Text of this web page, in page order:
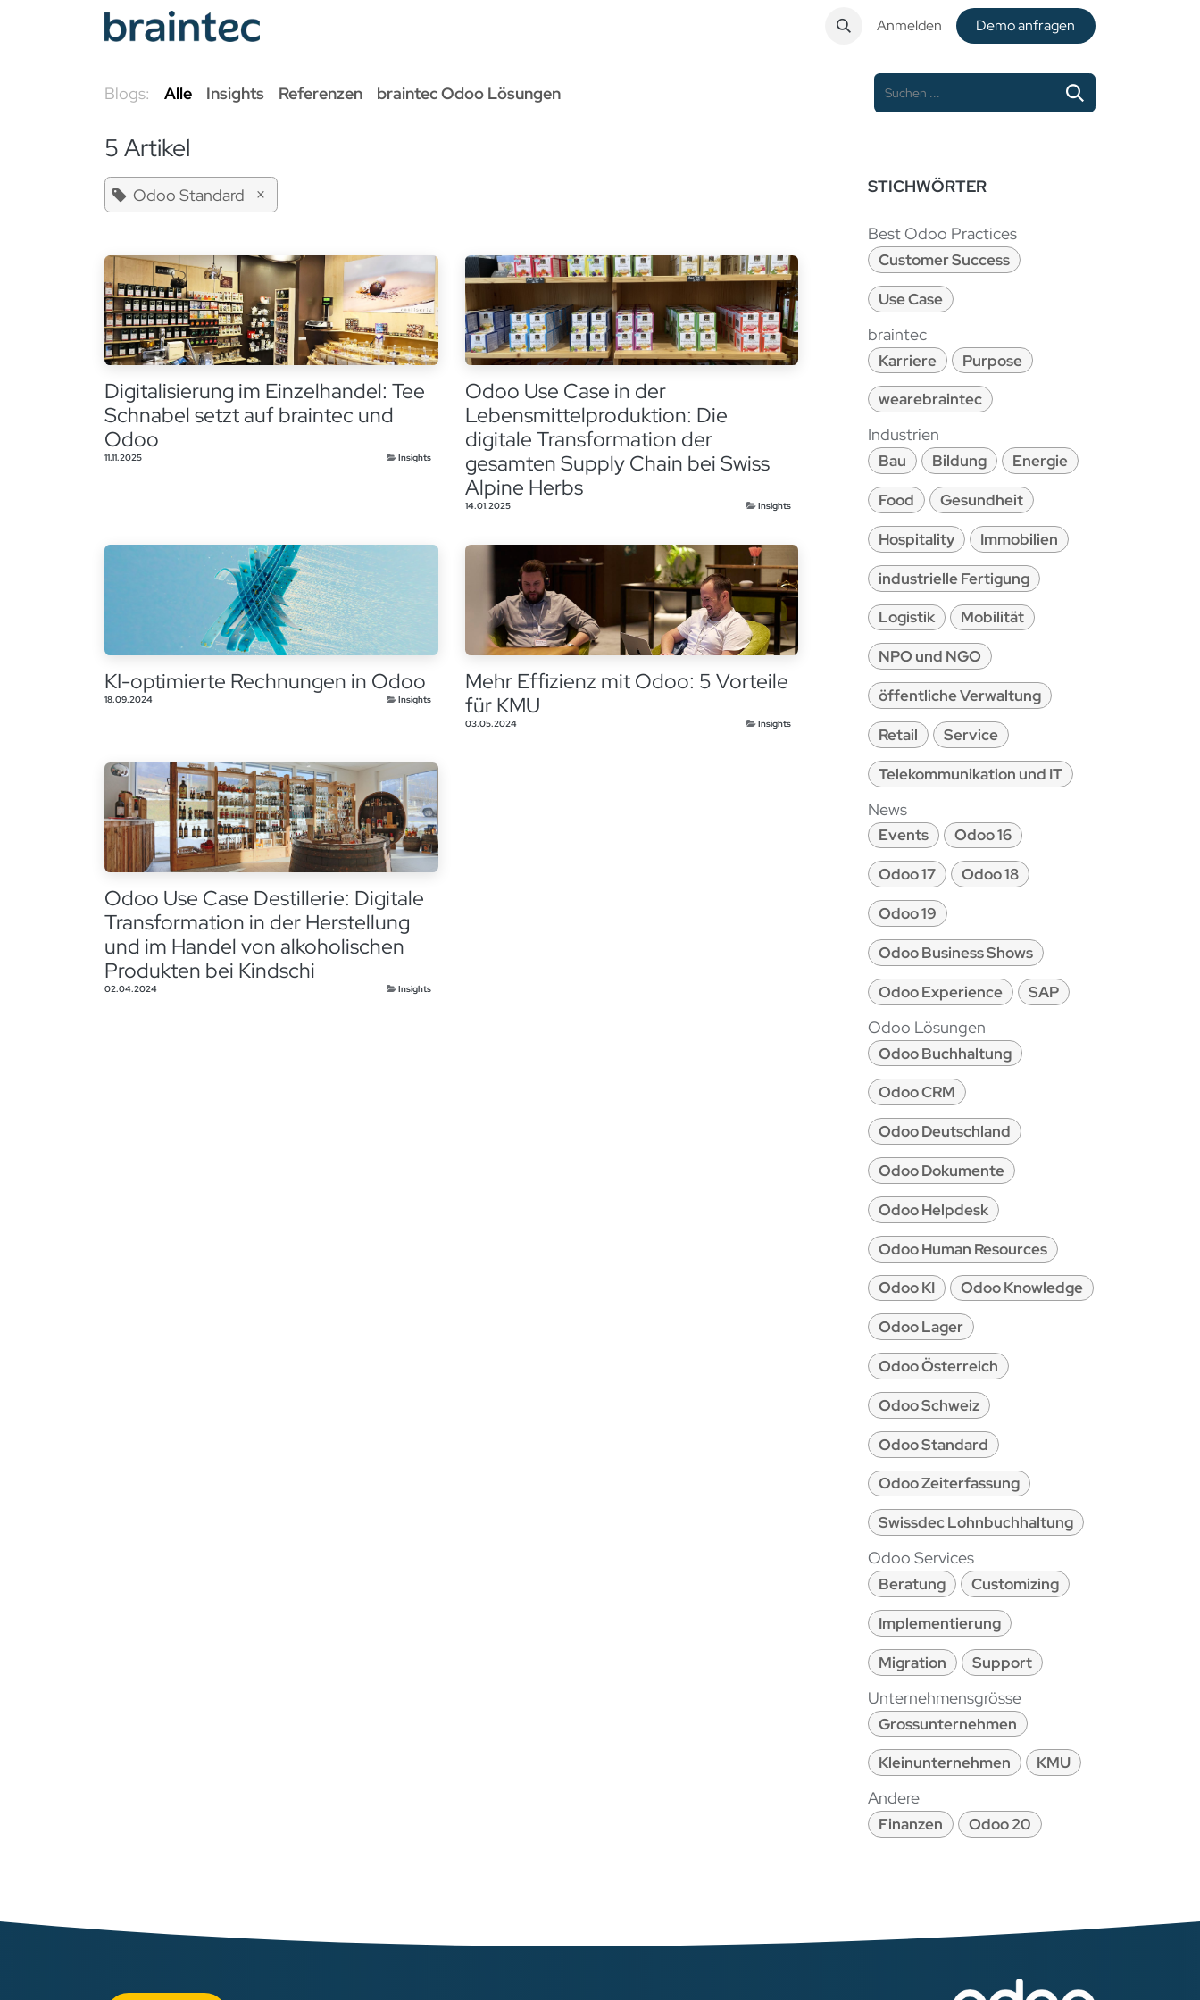
Zum Inhalt springen
Anmelden De​​mo anfragen
Blogs: Alle Insights Referenzen braintec Odoo Lösungen
5 Artikel
Odoo Standard ×
Digitalisierung im Einzelhandel: Tee
Schnabel setzt auf braintec und
Odoo
11.11.2025 Insights
Odoo Use Case in der
Lebensmittelproduktion: Die
digitale Transformation der
gesamten Supply Chain bei Swiss
Alpine Herbs
14.01.2025 Insights
KI-optimierte Rechnungen in Odoo
18.09.2024 Insights
Mehr Effizienz mit Odoo: 5 Vorteile
für KMU
03.05.2024 Insights
Odoo Use Case Destillerie: Digitale
Transformation in der Herstellung
und im Handel von alkoholischen
Produkten bei Kindschi
02.04.2024 Insights
STICHWÖRTER
Best Odoo Practices
Customer Success
Use Case
braintec
Karriere
Purpose
wearebraintec
Industrien
Bau Bildung
Energie
Food
Gesundheit
Hospitality
Immobilien
industrielle Fertigung
Logistik
Mobilität
NPO und NGO
öffentliche Verwaltung
Retail
Service
Telekommunikation und IT
News
Events
Odoo 16
Odoo 17
Odoo 18
Odoo 19
Odoo Business Shows
Odoo Experience
SAP
Odoo Lösungen
Odoo Buchhaltung
Odoo CRM
Odoo Deutschland
Odoo Dokumente
Odoo Helpdesk
Odoo Human Resources
Odoo KI
Odoo Knowledge
Odoo Lager
Odoo Österreich
Odoo Schweiz
Odoo Standard
Odoo Zeiterfassung
Swissdec Lohnbuchhaltung
Odoo Services
Beratung
Customizing
Implementierung
Migration
Support
Unternehmensgrösse
Grossunternehmen
Kleinunternehmen
KMU
Andere
Finanzen Odoo 20